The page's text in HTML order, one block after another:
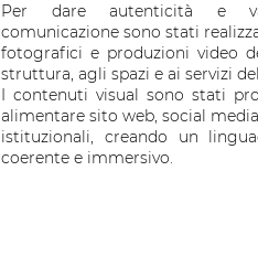
Per dare autenticità e
comunicazione sono stati
fotografici e produzioni video
struttura, agli spazi e ai servizi
I contenuti visual sono stati
alimentare sito web, social
istituzionali, creando un
coerente e immersivo.